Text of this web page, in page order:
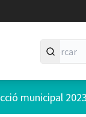
municipal